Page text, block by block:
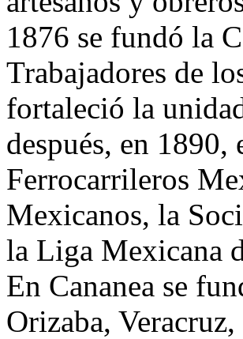
1876 se fundó la
Trabajadores de
fortaleció la
después, en 1890,
Ferrocarrileros
Mexicanos, la
la Liga Mexicana
En Cananea se
Orizaba,